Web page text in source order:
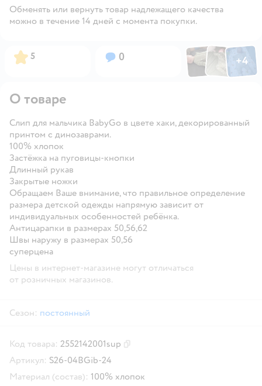
Обменять или вернуть товар надлежащего качества
можно в течение 14 дней с момента покупки.
Рейтинг:
5 Вопросов:
0 ФотоФотоФото
+4
Открыть
О товаре
Слип для мальчика BabyGo в цвете хаки, декорированный
принтом с динозаврами.
100% хлопок
Застёжка на пуговицы-кнопки
Длинный рукав
Закрытые ножки
Обращаем Ваше внимание, что правильное определение
размера детской одежды напрямую зависит от
индивидуальных особенностей ребёнка.
Антицарапки в размерах 50,56,62
Швы наружу в размерах 50,56
суперцена
Цены в интернет-магазине могут отличаться
от розничных магазинов.
Сезон: постоянный
Код товара: 2552142001sup
Артикул: S26-04BGib-24
Материал (состав): 100% хлопок